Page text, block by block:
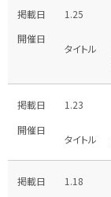
1.25
1.23
1.18